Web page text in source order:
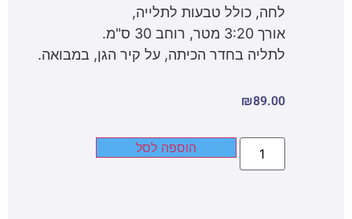
לחה, כולל טבעות לתלייה,
אורך 3:20 מטר, רוחב 30 ס"מ.
לתליה בחדר הכיתה, על קיר הגן, במבואה.
₪89.00
הוספה לסל